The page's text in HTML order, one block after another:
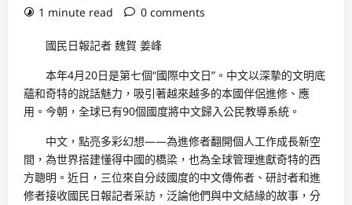
1 minute read
0 comments
國民日報記者 魏賀 姜峰
本年4月20日是第七個“國際中文日”。中文以深摯的文明底
蘊和奇特的說話魅力，吸引著越來越多的本國伴侶進修、應
用。今朝，全球已有90個國度將中文歸入公民教導系統。
中文，點亮多彩幻想——為進修者翻開個人工作成長新空
間，為世界搭建懂得中國的橋梁，也為全球管理進獻奇特的西
方聰明。近日，三位來自分歧國度的中文傳佈者、研討者和進
修者接收國民日報記者采訪，泛論他們與中文結緣的故事，分